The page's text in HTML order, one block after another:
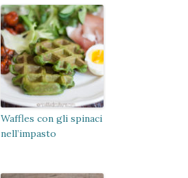
Waffles con gli spinaci
nell’impasto